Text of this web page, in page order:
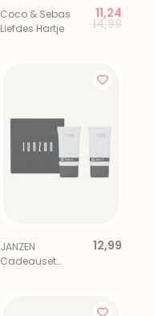
Coco & Sebas
Liefdes Hartje
Price
14,99to
11,24
JANZEN
Cadeauset
12,99